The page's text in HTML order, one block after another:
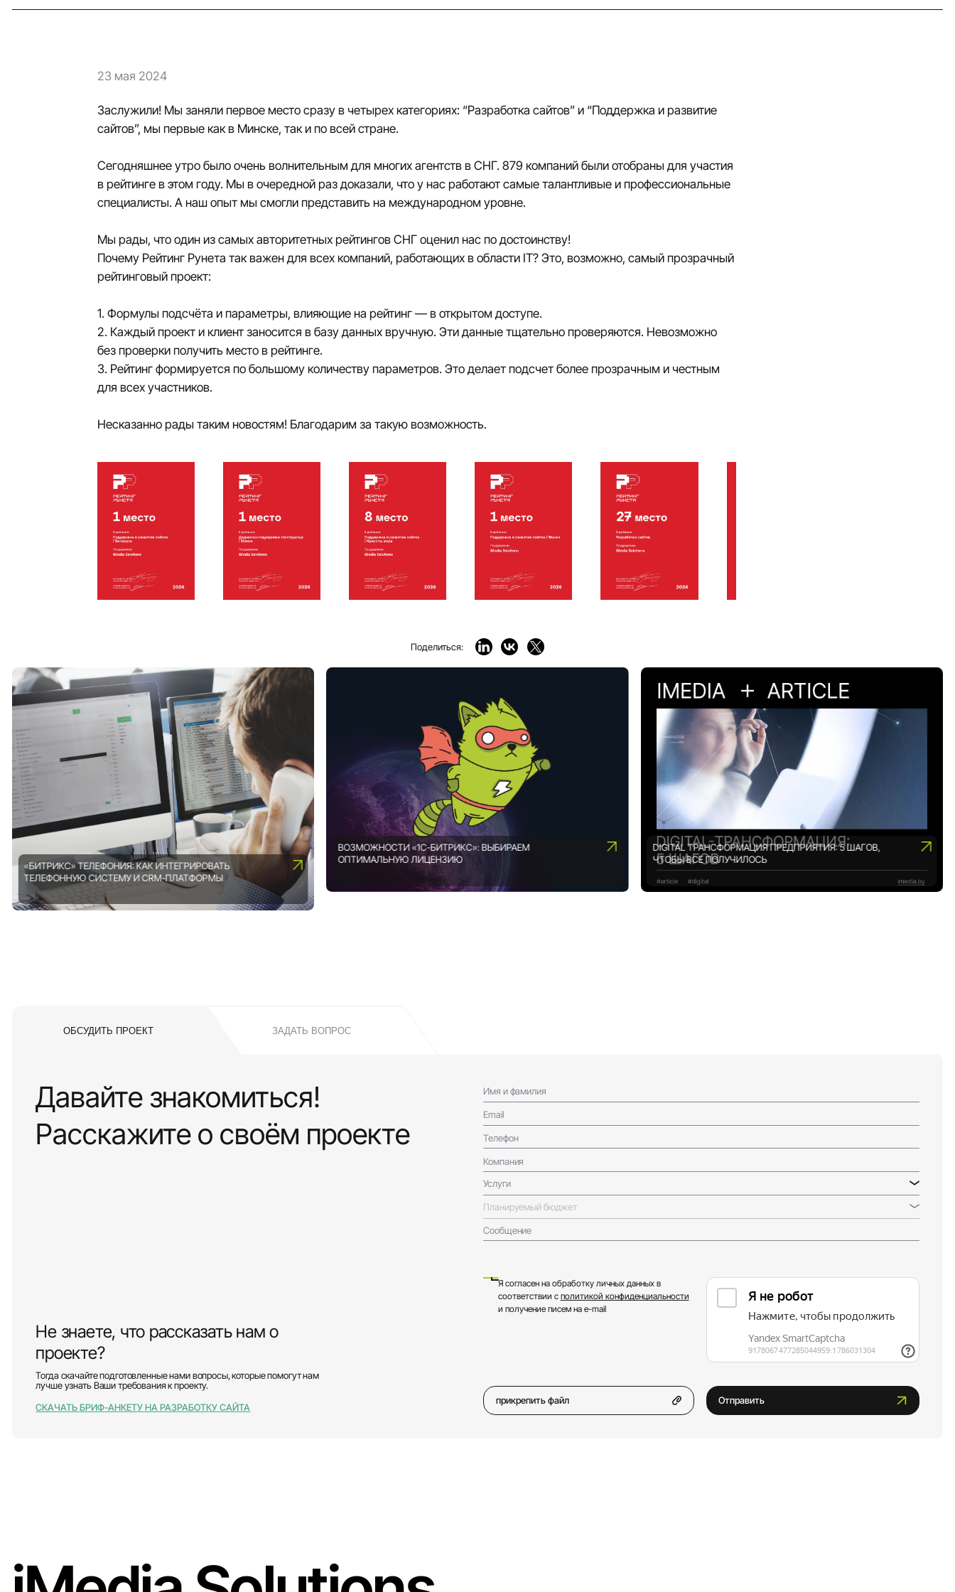
23 мая 2024
Заслужили! Мы заняли первое место сразу в четырех категориях: “Разработка сайтов” и “Поддержка и развитие
сайтов”, мы первые как в Минске, так и по всей стране.
Сегодняшнее утро было очень волнительным для многих агентств в СНГ. 879 компаний были отобраны для участия
в рейтинге в этом году. Мы в очередной раз доказали, что у нас работают самые талантливые и профессиональные
специалисты. А наш опыт мы смогли представить на международном уровне.
Мы рады, что один из самых авторитетных рейтингов СНГ оценил нас по достоинству!
Почему Рейтинг Рунета так важен для всех компаний, работающих в области IT? Это, возможно, самый прозрачный
рейтинговый проект:
1. Формулы подсчёта и параметры, влияющие на рейтинг — в открытом доступе.
2. Каждый проект и клиент заносится в базу данных вручную. Эти данные тщательно проверяются. Невозможно
без проверки получить место в рейтинге.
3. Рейтинг формируется по большому количеству параметров. Это делает подсчет более прозрачным и честным
для всех участников.
Несказанно рады таким новостям! Благодарим за такую возможность.
Поделиться:
«БИТРИКС» ТЕЛЕФОНИЯ: КАК ИНТЕГРИРОВАТЬ
ТЕЛЕФОННУЮ СИСТЕМУ И CRM-ПЛАТФОРМЫ
ВОЗМОЖНОСТИ «1С-БИТРИКС»: ВЫБИРАЕМ
ОПТИМАЛЬНУЮ ЛИЦЕНЗИЮ
DIGITAL ТРАНСФОРМАЦИЯ ПРЕДПРИЯТИЯ: 5 ШАГОВ,
ЧТОБЫ ВСЕ ПОЛУЧИЛОСЬ
ОБСУДИТЬ ПРОЕКТ ЗАДАТЬ ВОПРОС
Давайте знакомиться!
Расскажите о своём проекте
Имя и фамилия
Email
Телефон
Компания
Услуги
Планируемый бюджет
Сообщение
Я согласен на обработку личных данных в
соответствии с политикой конфиденциальности
и получение писем на e-mail
прикрепить файл Отправить
Не знаете, что рассказать нам о
проекте?
Тогда скачайте подготовленные нами вопросы, которые помогут нам
лучше узнать Ваши требования к проекту.
СКАЧАТЬ БРИФ-АНКЕТУ НА РАЗРАБОТКУ САЙТА